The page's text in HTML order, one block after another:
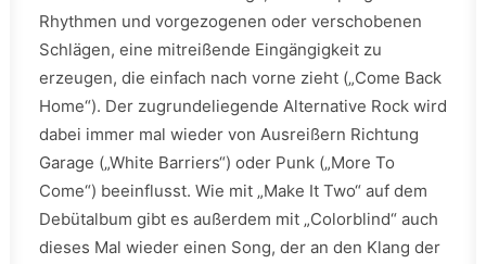
Rhythmen und vorgezogenen oder verschobenen
Schlägen, eine mitreißende Eingängigkeit zu
erzeugen, die einfach nach vorne zieht („Come Back
Home“). Der zugrundeliegende Alternative Rock wird
dabei immer mal wieder von Ausreißern Richtung
Garage („White Barriers“) oder Punk („More To
Come“) beeinflusst. Wie mit „Make It Two“ auf dem
Debütalbum gibt es außerdem mit „Colorblind“ auch
dieses Mal wieder einen Song, der an den Klang der